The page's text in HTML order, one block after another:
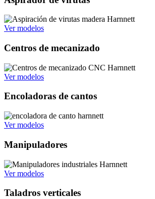
Ver modelos
Centros de mecanizado
Ver modelos
Encoladoras de cantos
Ver modelos
Manipuladores
Ver modelos
Taladros verticales